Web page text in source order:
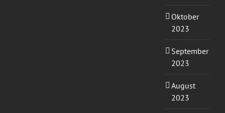
Oktober
2023
September
2023
August
2023